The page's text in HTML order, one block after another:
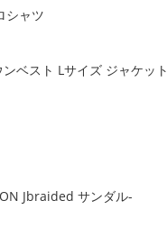
シャツ
ベスト Lサイズ ジャケット
Jbraided サンダル-